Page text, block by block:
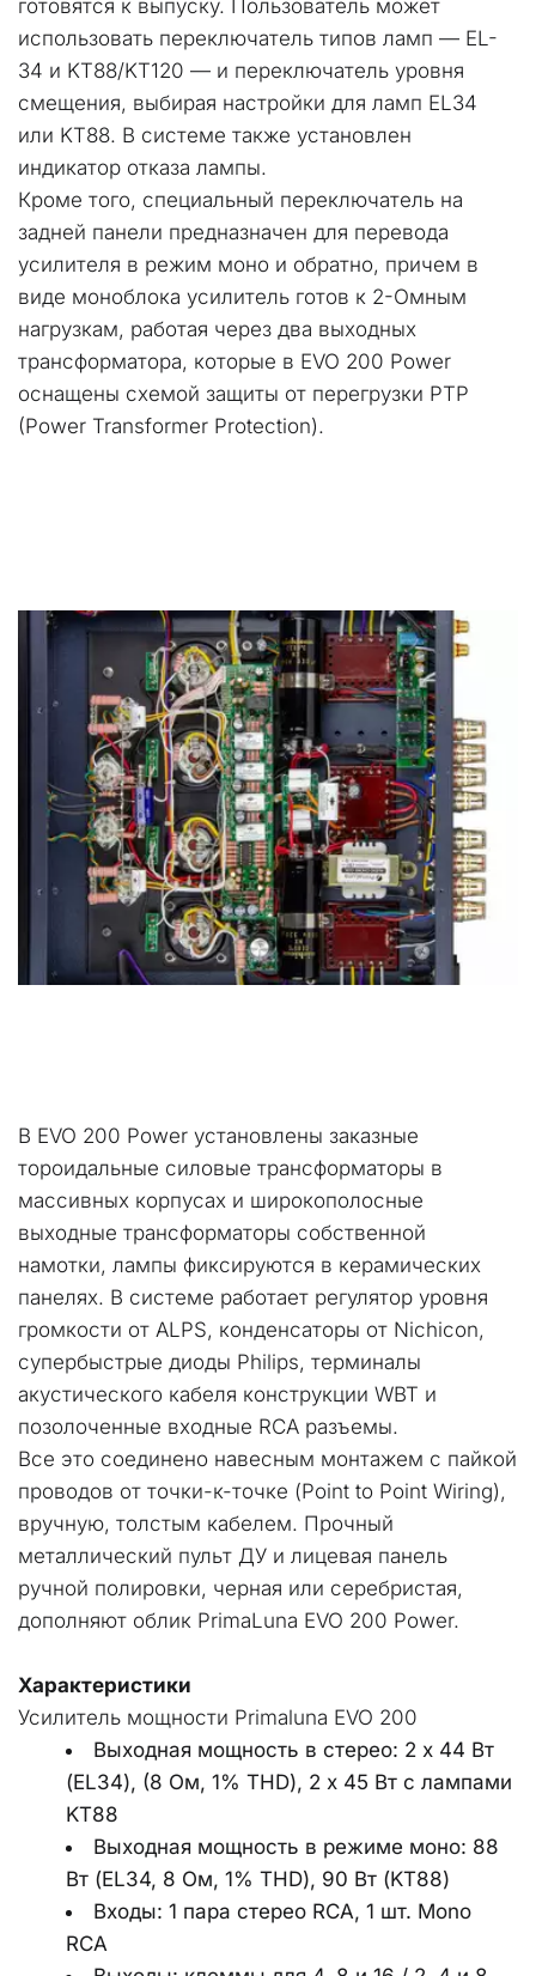
готовятся к выпуску. Пользователь может
использовать переключатель типов ламп — EL-
34 и KT88/KT120 — и переключатель уровня
смещения, выбирая настройки для ламп EL34
или KT88. В системе также установлен
индикатор отказа лампы.
Кроме того, специальный переключатель на
задней панели предназначен для перевода
усилителя в режим моно и обратно, причем в
виде моноблока усилитель готов к 2-Омным
нагрузкам, работая через два выходных
трансформатора, которые в EVO 200 Power
оснащены схемой защиты от перегрузки PTP
(Power Transformer Protection).
В EVO 200 Power установлены заказные
тороидальные силовые трансформаторы в
массивных корпусах и широкополосные
выходные трансформаторы собственной
намотки, лампы фиксируются в керамических
панелях. В системе работает регулятор уровня
громкости от ALPS, конденсаторы от Nichicon,
супербыстрые диоды Philips, терминалы
акустического кабеля конструкции WBT и
позолоченные входные RCA разъемы.
Все это соединено навесным монтажем с пайкой
проводов от точки-к-точке (Point to Point Wiring),
вручную, толстым кабелем. Прочный
металлический пульт ДУ и лицевая панель
ручной полировки, черная или серебристая,
дополняют облик PrimaLuna EVO 200 Power.
Характеристики
Усилитель мощности Primaluna EVO 200
Выходная мощность в стерео: 2 х 44 Вт
(EL34), (8 Ом, 1% THD), 2 х 45 Вт с лампами
KT88
Выходная мощность в режиме моно: 88
Вт (EL34, 8 Ом, 1% THD), 90 Вт (KT88)
Входы: 1 пара стерео RCA, 1 шт. Mono
RCA